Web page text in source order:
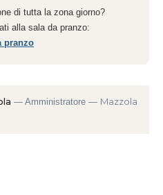
di tutta la zona giorno?
alla sala da pranzo:
pranzo
— Amministratore — Mazzola